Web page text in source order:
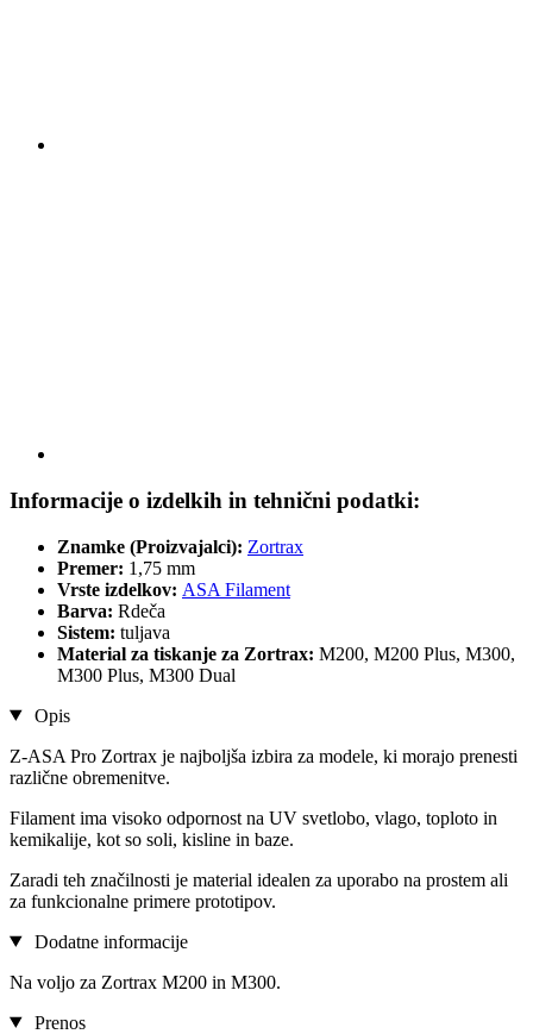
Informacije o izdelkih in tehnični podatki:
Znamke (Proizvajalci): Zortrax
Premer: 1,75 mm
Vrste izdelkov: ASA Filament
Barva: Rdeča
Sistem: tuljava
Material za tiskanje za Zortrax: M200, M200 Plus, M300,
M300 Plus, M300 Dual
Opis
Z-ASA Pro Zortrax je najboljša izbira za modele, ki morajo prenesti
različne obremenitve.
Filament ima visoko odpornost na UV svetlobo, vlago, toploto in
kemikalije, kot so soli, kisline in baze.
Zaradi teh značilnosti je material idealen za uporabo na prostem ali
za funkcionalne primere prototipov.
Dodatne informacije
Na voljo za Zortrax M200 in M300.
Prenos